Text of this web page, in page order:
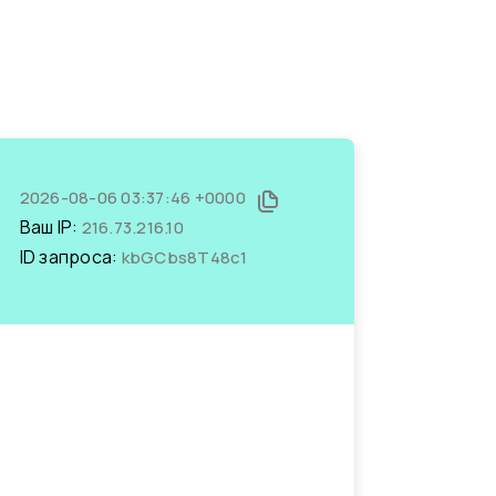
2026-08-06 03:37:46 +0000
Ваш IP: 216.73.216.10
ID запроса: kbGCbs8T48c1